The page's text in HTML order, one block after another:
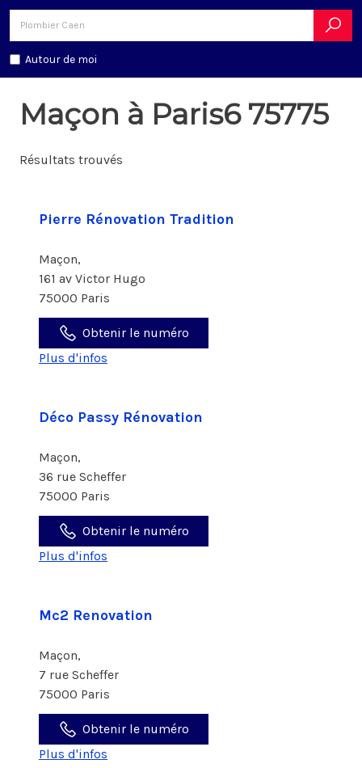
Autour de moi
Maçon à Paris6 75775
Résultats trouvés
Pierre Rénovation Tradition
Maçon,
161 av Victor Hugo
75000 Paris
Obtenir le numéro
Plus d'infos
Déco Passy Rénovation
Maçon,
36 rue Scheffer
75000 Paris
Obtenir le numéro
Plus d'infos
Mc2 Renovation
Maçon,
7 rue Scheffer
75000 Paris
Obtenir le numéro
Plus d'infos